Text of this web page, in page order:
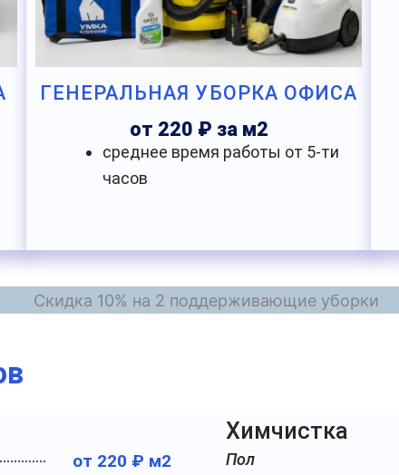
ГЕНЕРАЛЬНАЯ УБОРКА ОФИСА
от 220 ₽ за м2
среднее время работы от 5-ти
часов
от 220 ₽ м2
Химчистка
Пол